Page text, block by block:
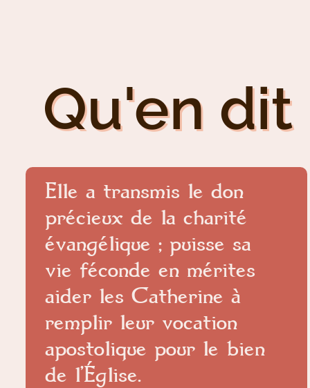
Qu'en dit
Elle a transmis le don
précieux de la charité
évangélique ; puisse sa
vie féconde en mérites
aider les Catherine à
remplir leur vocation
apostolique pour le bien
de l’Église.